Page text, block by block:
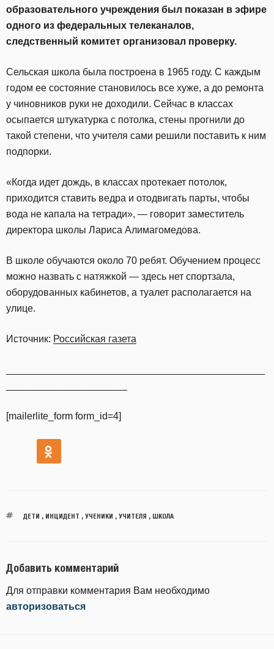
образовательного учреждения был показан в эфире
одного из федеральных телеканалов,
следственный комитет организовал проверку.
Сельская школа была построена в 1965 году. С каждым
годом ее состояние становилось все хуже, а до ремонта
у чиновников руки не доходили. Сейчас в классах
осыпается штукатурка с потолка, стены прогнили до
такой степени, что учителя сами решили поставить к ним
подпорки.
«Когда идет дождь, в классах протекает потолок,
приходится ставить ведра и отодвигать парты, чтобы
вода не капала на тетради», — говорит заместитель
директора школы Лариса Алимагомедова.
В школе обучаются около 70 ребят. Обучением процесс
можно назвать с натяжкой — здесь нет спортзала,
оборудованных кабинетов, а туалет располагается на
улице.
Источник: Российская газета
[mailerlite_form form_id=4]
ДЕТИ , ИНЦИДЕНТ , УЧЕНИКИ , УЧИТЕЛЯ , ШКОЛА
Добавить комментарий
Для отправки комментария Вам необходимо
авторизоваться